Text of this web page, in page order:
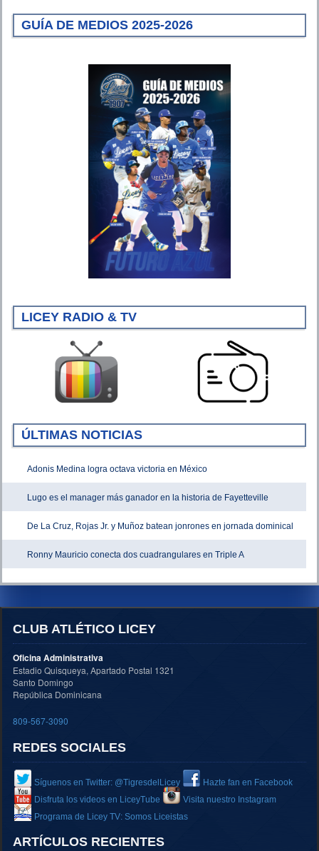
GUÍA DE MEDIOS 2025-2026
LICEY RADIO & TV
ÚLTIMAS NOTICIAS
Adonis Medina logra octava victoria en México
Lugo es el manager más ganador en la historia de Fayetteville
De La Cruz, Rojas Jr. y Muñoz batean jonrones en jornada dominical
Ronny Mauricio conecta dos cuadrangulares en Triple A
CLUB ATLÉTICO LICEY
Oficina Administrativa
Estadio Quisqueya, Apartado Postal 1321
Santo Domingo
República Dominicana
809-567-3090
REDES SOCIALES
Síguenos en Twitter: @TigresdelLicey
Hazte fan en Facebook
Disfruta los videos en LiceyTube
Visita nuestro Instagram
Programa de Licey TV: Somos Liceistas
ARTÍCULOS RECIENTES